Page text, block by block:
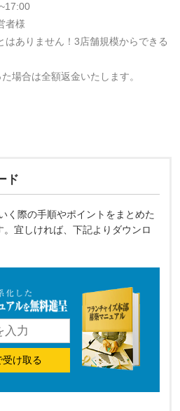
者様
はありません！3店舗規模からできる
場合は全額返金いたします。
ド
く際の手順やポイントをまとめた
宜しければ、下記よりダウンロ
受け取る